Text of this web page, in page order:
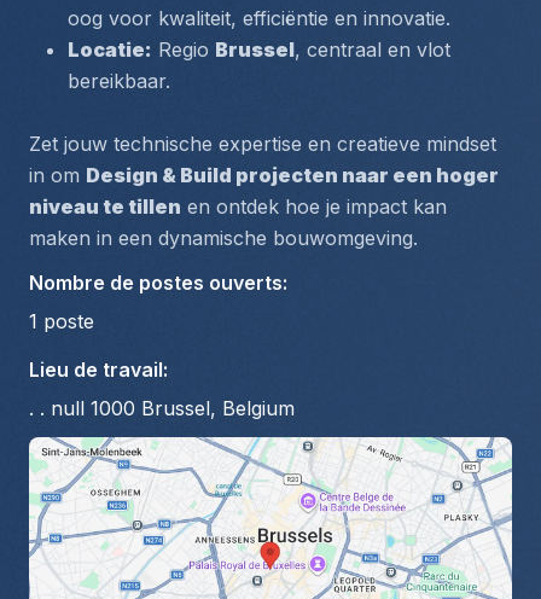
oog voor kwaliteit, efficiëntie en innovatie.
Locatie: Regio Brussel, centraal en vlot
bereikbaar.
Zet jouw technische expertise en creatieve mindset
in om Design & Build projecten naar een hoger
niveau te tillen en ontdek hoe je impact kan
maken in een dynamische bouwomgeving.
Nombre de postes ouverts:
1 poste
Lieu de travail:
. . null 1000 Brussel, Belgium